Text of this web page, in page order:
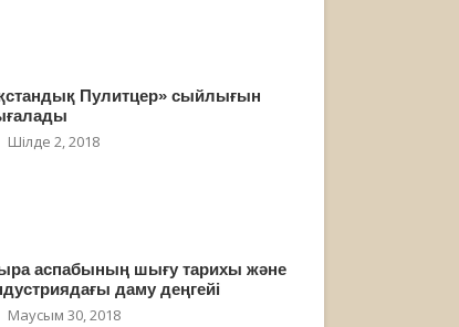
Пулитцер» сыйлығын
Шілде 2, 2018
аспабының шығу тарихы және
даму деңгейі
Маусым 30, 2018